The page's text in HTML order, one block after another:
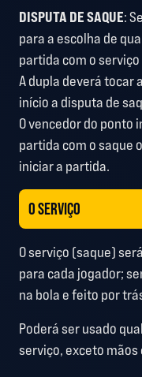
DISPUTA DE SAQUE:
para a escolha de
partida com o
A dupla deverá tocar
início a disputa de
O vencedor do ponto
partida com o saque
iniciar a partida.
O SERVIÇO
O serviço (saque)
para cada jogador;
na bola e feito por
Poderá ser usado
serviço, exceto mãos